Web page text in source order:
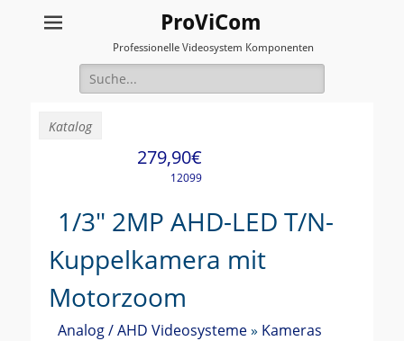
ProViCom
Professionelle Videosystem Komponenten
Suche
für:
Katalog
279,90€
12099
1/3" 2MP AHD-LED T/N-
Kuppelkamera mit
Motorzoom
Analog / AHD Videosysteme» Kameras